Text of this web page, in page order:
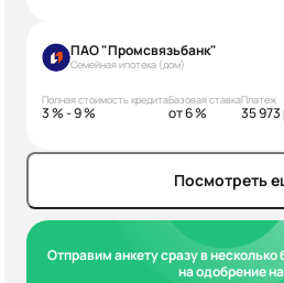
ПАО "Промсвязьбанк"
Семейная ипотека (дом)
Полная стоимость кредита
3 % - 9 %
Базовая ставка
от 6 %
Платеж
35 973
Посмотреть
Отправим анкету сразу в
на одобрение